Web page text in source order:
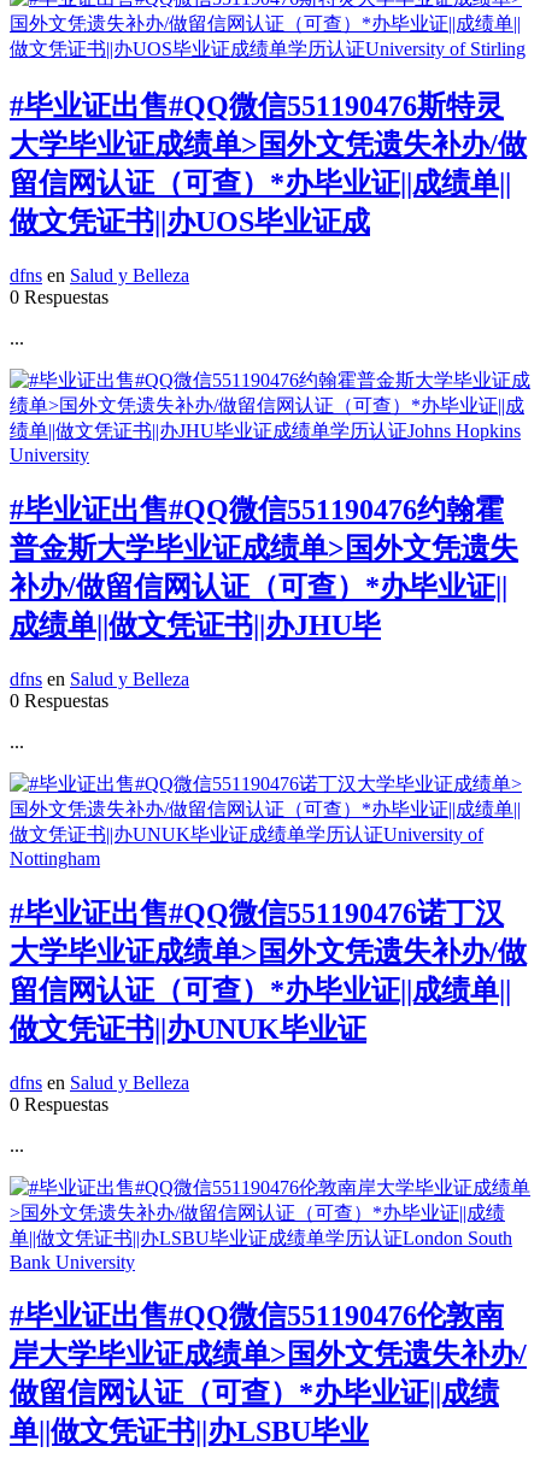
#毕业证出售#QQ微信551190476斯特灵
大学毕业证成绩单>国外文凭遗失补办/做
留信网认证（可查）*办毕业证||成绩单||
做文凭证书||办UOS毕业证成
dfns en Salud y Belleza
0 Respuestas
...
#毕业证出售#QQ微信551190476约翰霍
普金斯大学毕业证成绩单>国外文凭遗失
补办/做留信网认证（可查）*办毕业证||
成绩单||做文凭证书||办JHU毕
dfns en Salud y Belleza
0 Respuestas
...
#毕业证出售#QQ微信551190476诺丁汉
大学毕业证成绩单>国外文凭遗失补办/做
留信网认证（可查）*办毕业证||成绩单||
做文凭证书||办UNUK毕业证
dfns en Salud y Belleza
0 Respuestas
...
#毕业证出售#QQ微信551190476伦敦南
岸大学毕业证成绩单>国外文凭遗失补办/
做留信网认证（可查）*办毕业证||成绩
单||做文凭证书||办LSBU毕业